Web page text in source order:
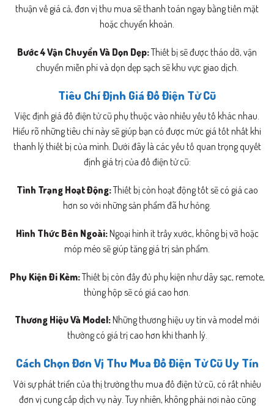
thuận về giá cả, đơn vị thu mua sẽ thanh toán ngay bằng tiền mặt
hoặc chuyển khoản.
Bước 4 Vận Chuyển Và Dọn Dẹp:Thiết bị sẽ được tháo dỡ, vận
chuyển miễn phí và dọn dẹp sạch sẽ khu vực giao dịch.
Tiêu Chí Định Giá Đồ Điện Tử Cũ
Việc định giá đồ điện tử cũ phụ thuộc vào nhiều yếu tố khác nhau.
Hiểu rõ những tiêu chí này sẽ giúp bạn có được mức giá tốt nhất khi
thanh lý thiết bị của mình. Dưới đây là các yếu tố quan trọng quyết
định giá trị của đồ điện tử cũ:
Tình Trạng Hoạt Động:Thiết bị còn hoạt động tốt sẽ có giá cao
hơn so với những sản phẩm đã hư hỏng.
Hình Thức Bên Ngoài:Ngoại hình ít trầy xước, không bị vỡ hoặc
móp méo sẽ giúp tăng giá trị sản phẩm.
Phụ Kiện Đi Kèm:Thiết bị còn đầy đủ phụ kiện như dây sạc, remote,
thùng hộp sẽ có giá cao hơn.
Thương Hiệu Và Model:Những thương hiệu uy tín và model mới
thường có giá trị cao hơn khi thanh lý.
Cách Chọn Đơn Vị Thu Mua Đồ Điện Tử Cũ Uy Tín
Với sự phát triển của thị trường thu mua đồ điện tử cũ, có rất nhiều
đơn vị cung cấp dịch vụ này. Tuy nhiên, không phải nơi nào cũng